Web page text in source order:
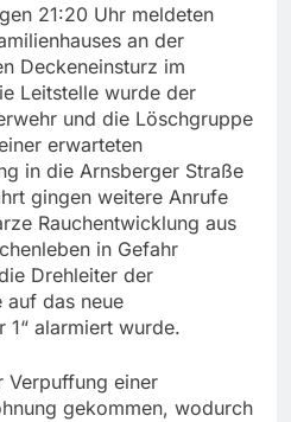
21:20 Uhr meldeten
an der
Deckeneinsturz im
Leitstelle wurde der
und die Löschgruppe
erwarteten
in die Arnsberger Straße
gingen weitere Anrufe
Rauchentwicklung aus
in Gefahr
Drehleiter der
auf das neue
1“ alarmiert wurde.
Verpuffung einer
gekommen, wodurch